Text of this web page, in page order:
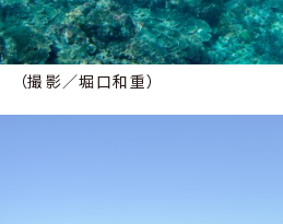
（撮影／堀口和重）